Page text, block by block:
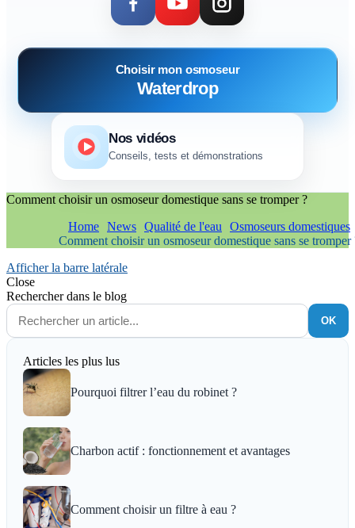
Choisir mon osmoseur
Waterdrop
Nos vidéos
Conseils, tests et démonstrations
Comment choisir un osmoseur domestique sans se tromper ?
Home News Qualité de l'eau
Osmoseurs domestiques
Comment choisir un osmoseur domestique sans se tromper
Afficher la barre latérale
Close
Rechercher dans le blog
OK
Articles les plus lus
Pourquoi filtrer l’eau du robinet ?
Charbon actif : fonctionnement et avantages
Comment choisir un filtre à eau ?